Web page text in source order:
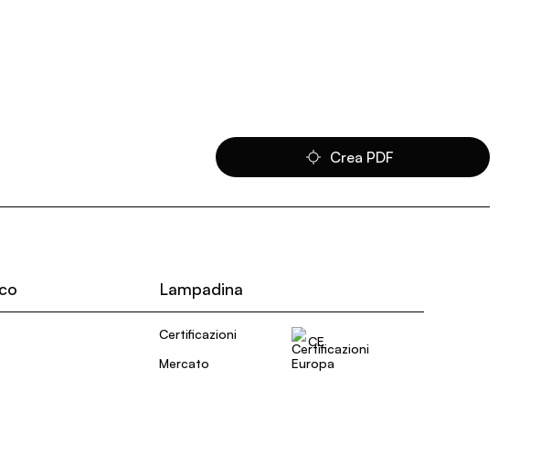
Crea PDF
Lampadina
Certificazioni
CE
Mercato
Europa